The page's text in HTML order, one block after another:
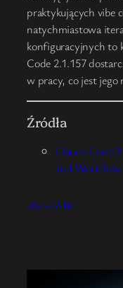
praktykujących vibe
natychmiastowa
konfiguracyjnych to
Code 2.1.157
w pracy, co jest jego
Źródła
Claude Code
and Workflow
2026-07-18